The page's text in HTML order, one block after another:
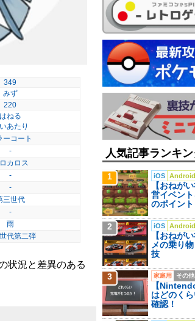
349
みず
220
はねる
あたり
ーコート
-
カロス
-
-
三世代
-
雨
代第二弾
状況と差異のある
人気記事ランキ
1 iOS Android
【おねが
営イベン
のポイント
2 iOS Android
【おねが
メの乗り
技
3 家庭用 その他
【
はどのく
確認！